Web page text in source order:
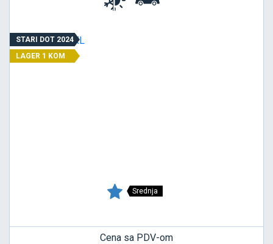
STARI DOT 2024
LAGER 1 KOM
Srednja
Cena sa PDV-om